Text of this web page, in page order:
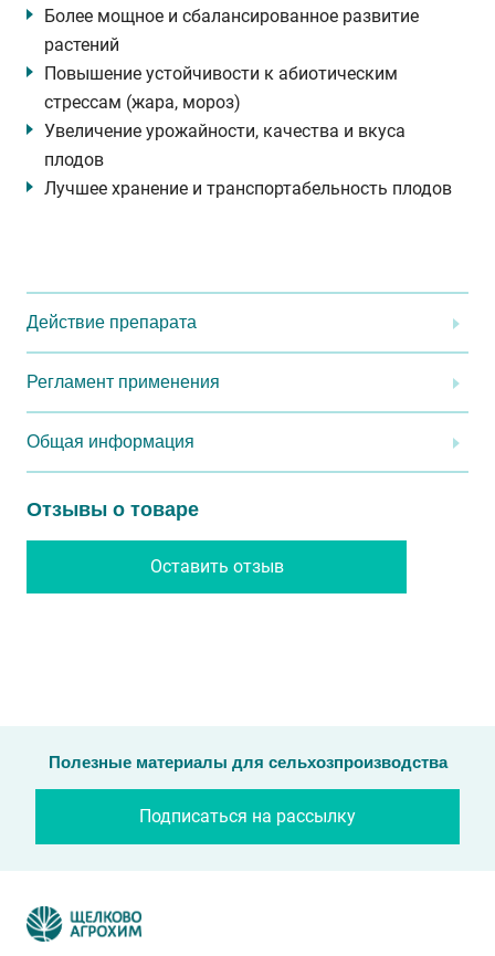
Более мощное и сбалансированное развитие
растений
Повышение устойчивости к абиотическим
стрессам (жара, мороз)
Увеличение урожайности, качества и вкуса
плодов
Лучшее хранение и транспортабельность плодов
Действие препарата
Регламент применения
Общая информация
Отзывы о товаре
Оставить отзыв
Полезные материалы для сельхозпроизводства
Подписаться на рассылку